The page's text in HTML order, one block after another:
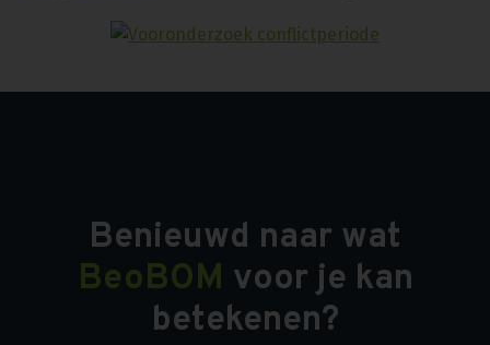
Benieuwd naar wat
BeoBOM voor je kan
betekenen?